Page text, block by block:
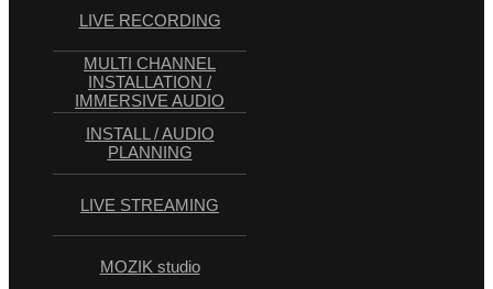
LIVE RECORDING
MULTI CHANNEL
INSTALLATION /
IMMERSIVE AUDIO
INSTALL / AUDIO
PLANNING
LIVE STREAMING
MOZIK studio